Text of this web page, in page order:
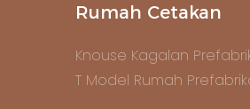
Rumah Cetakan
Knouse Kagalan
T Model Rumah